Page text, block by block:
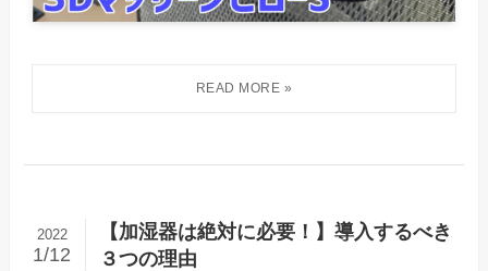
【加湿器は絶対に必要！】導入するべき
３つの理由
2022
1/12